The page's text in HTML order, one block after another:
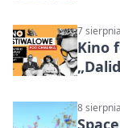
7
Kino
8